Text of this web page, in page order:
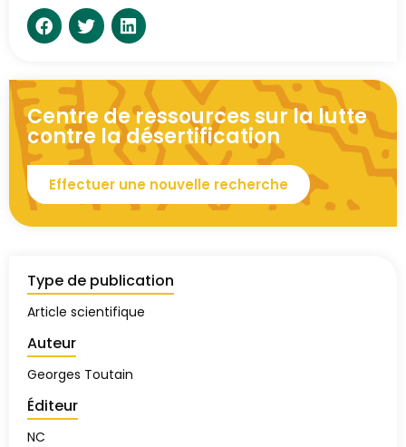
Centre de ressources sur la lutte
contre la désertification
Effectuer une nouvelle recherche
Type de publication
Article scientifique
Auteur
Georges Toutain
Éditeur
NC